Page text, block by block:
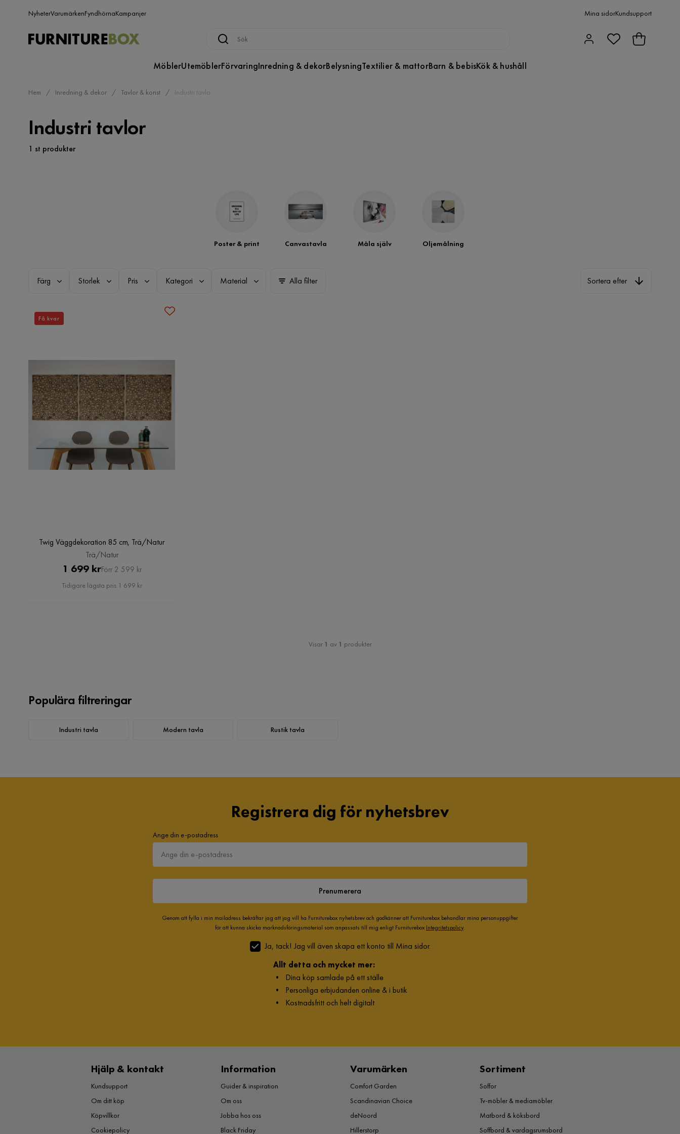
NyheterVarumärkenFyndhörnaKampanjer Mina sidorKundsupport
MöblerUtemöblerFörvaringInredning & dekorBelysningTextilier & mattorBarn & bebisKök & hushåll
Hem Inredning & dekor Tavlor & konst Industri tavla
Industri tavlor
1 st produkter
Poster & print Canvastavla Måla själv Oljemålning
Färg Storlek Pris Kategori Material Alla filter Sortera efter
Twig Väggdekoration 85 cm, Trä/Natur
Trä/Natur
Pris
1 699 krOriginal
Pris
Förr 2 599 kr
Tidigare lägsta pris 1 699 kr
Få kvar
Visar 1 av 1 produkter
Populära filtreringar
Industri tavla Modern tavla Rustik tavla
Registrera dig för nyhetsbrev
Ange din e-postadress
Prenumerera
Genom att fylla i min mailadress bekräftar jag att jag vill ha Furniturebox nyhetsbrev och godkänner att Furniturebox behandlar mina personuppgifter
för att kunna skicka marknadsföringsmaterial som anpassats till mig enligt Furniturebox Integritetspolicy.
Ja, tack! Jag vill även skapa ett konto till Mina sidor.
Allt detta och mycket mer:
• Dina köp samlade på ett ställe
• Personliga erbjudanden online & i butik
• Kostnadsfritt och helt digitalt
Hjälp & kontakt
Kundsupport
Om ditt köp
Köpvillkor
Cookiepolicy
Information
Guider & inspiration
Om oss
Jobba hos oss
Black Friday
Varumärken
Comfort Garden
Scandinavian Choice
deNoord
Hillerstorp
Sortiment
Soffor
Tv-möbler & mediamöbler
Matbord & köksbord
Soffbord & vardagsrumsbord